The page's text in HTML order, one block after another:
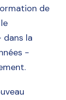
de
dans la
-